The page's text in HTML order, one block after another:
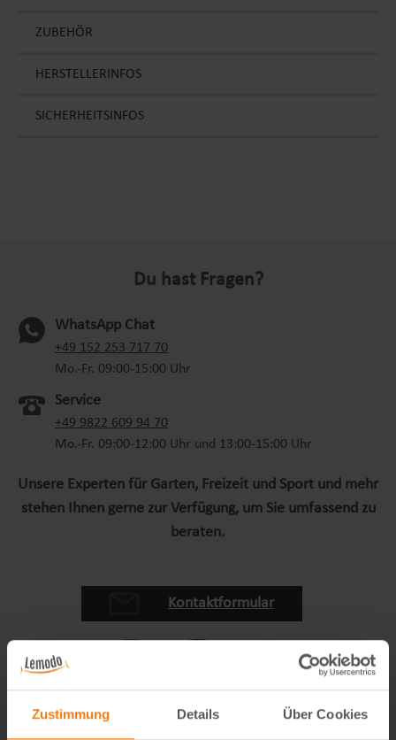
Zustimmung Details Über Cookies
ZUBEHÖR
HERSTELLERINFOS
SICHERHEITSINFOS
Du hast Fragen?
WhatsApp Chat
+49 152 253 717 70
Mo.-Fr. 09:00-15:00 Uhr
Service
+49 9822 609 94 70
Mo.-Fr. 09:00-12:00 Uhr und 13:00-15:00 Uhr
Unsere Experten für Garten, Freizeit und Sport und mehr
stehen Ihnen gerne zur Verfügung, um Sie umfassend zu
beraten.
Kontaktformular